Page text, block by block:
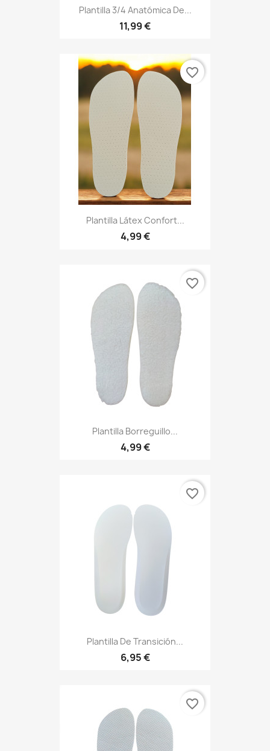
Plantilla 3/4 Anatómica De...
11,99 €
Plantilla Látex Confort...
4,99 €
favorite_border
Plantilla Borreguillo...
4,99 €
favorite_border
Plantilla De Transición...
6,95 €
favorite_border
favorite_border